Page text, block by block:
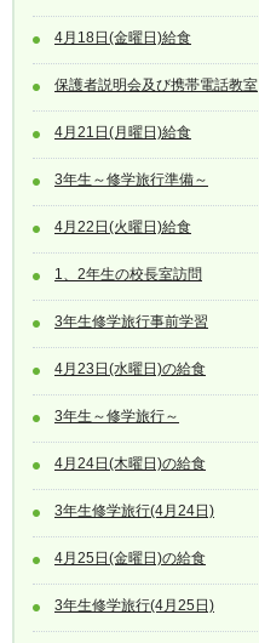
4月18日(金曜日)給食
保護者説明会及び携帯電話教室
4月21日(月曜日)給食
3年生～修学旅行準備～
4月22日(火曜日)給食
1、2年生の校長室訪問
3年生修学旅行事前学習
4月23日(水曜日)の給食
3年生～修学旅行～
4月24日(木曜日)の給食
3年生修学旅行(4月24日)
4月25日(金曜日)の給食
3年生修学旅行(4月25日)